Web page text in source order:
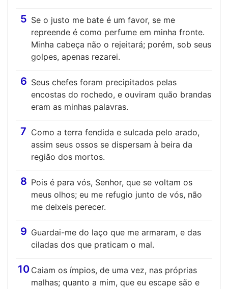
5 Se o justo me bate é um favor, se me
repreende é como perfume em minha fronte.
Minha cabeça não o rejeitará; porém, sob seus
golpes, apenas rezarei.
6 Seus chefes foram precipitados pelas
encostas do rochedo, e ouviram quão brandas
eram as minhas palavras.
7 Como a terra fendida e sulcada pelo arado,
assim seus ossos se dispersam à beira da
região dos mortos.
8 Pois é para vós, Senhor, que se voltam os
meus olhos; eu me refugio junto de vós, não
me deixeis perecer.
9 Guardai-me do laço que me armaram, e das
ciladas dos que praticam o mal.
10 Caiam os ímpios, de uma vez, nas próprias
malhas; quanto a mim, que eu escape são e